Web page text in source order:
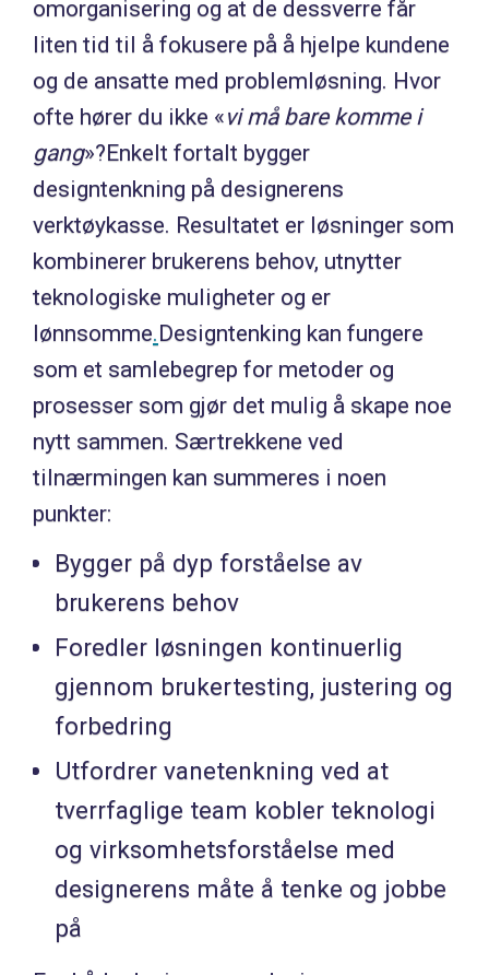
omorganisering og at de dessverre får
liten tid til å fokusere på å hjelpe kundene
og de ansatte med problemløsning. Hvor
ofte hører du ikke «vi må bare komme i
gang»?Enkelt fortalt bygger
designtenkning på designerens
verktøykasse. Resultatet er løsninger som
kombinerer brukerens behov, utnytter
teknologiske muligheter og er
lønnsomme.Designtenking kan fungere
som et samlebegrep for metoder og
prosesser som gjør det mulig å skape noe
nytt sammen. Særtrekkene ved
tilnærmingen kan summeres i noen
punkter:
Bygger på dyp forståelse av
brukerens behov
Foredler løsningen kontinuerlig
gjennom brukertesting, justering og
forbedring
Utfordrer vanetenkning ved at
tverrfaglige team kobler teknologi
og virksomhetsforståelse med
designerens måte å tenke og jobbe
på